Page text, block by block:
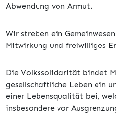
Abwendung von Armut.
Wir streben ein
Mitwirkung und freiwilliges
Die Volkssolidarität bindet
gesellschaftliche Leben ein
einer Lebensqualität bei,
insbesondere vor